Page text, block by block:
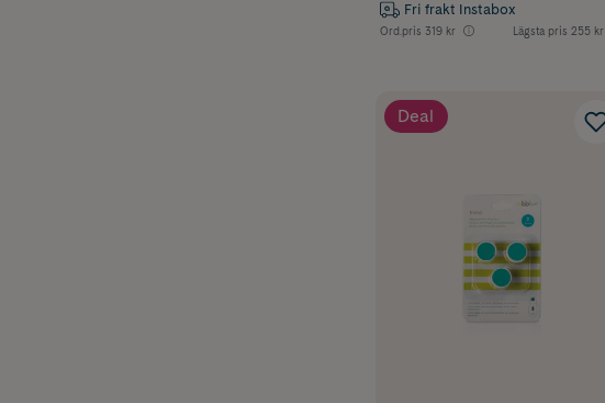
Fri frakt Instabox
Ord.pris 319 kr Lägsta pris 255 kr
Deal